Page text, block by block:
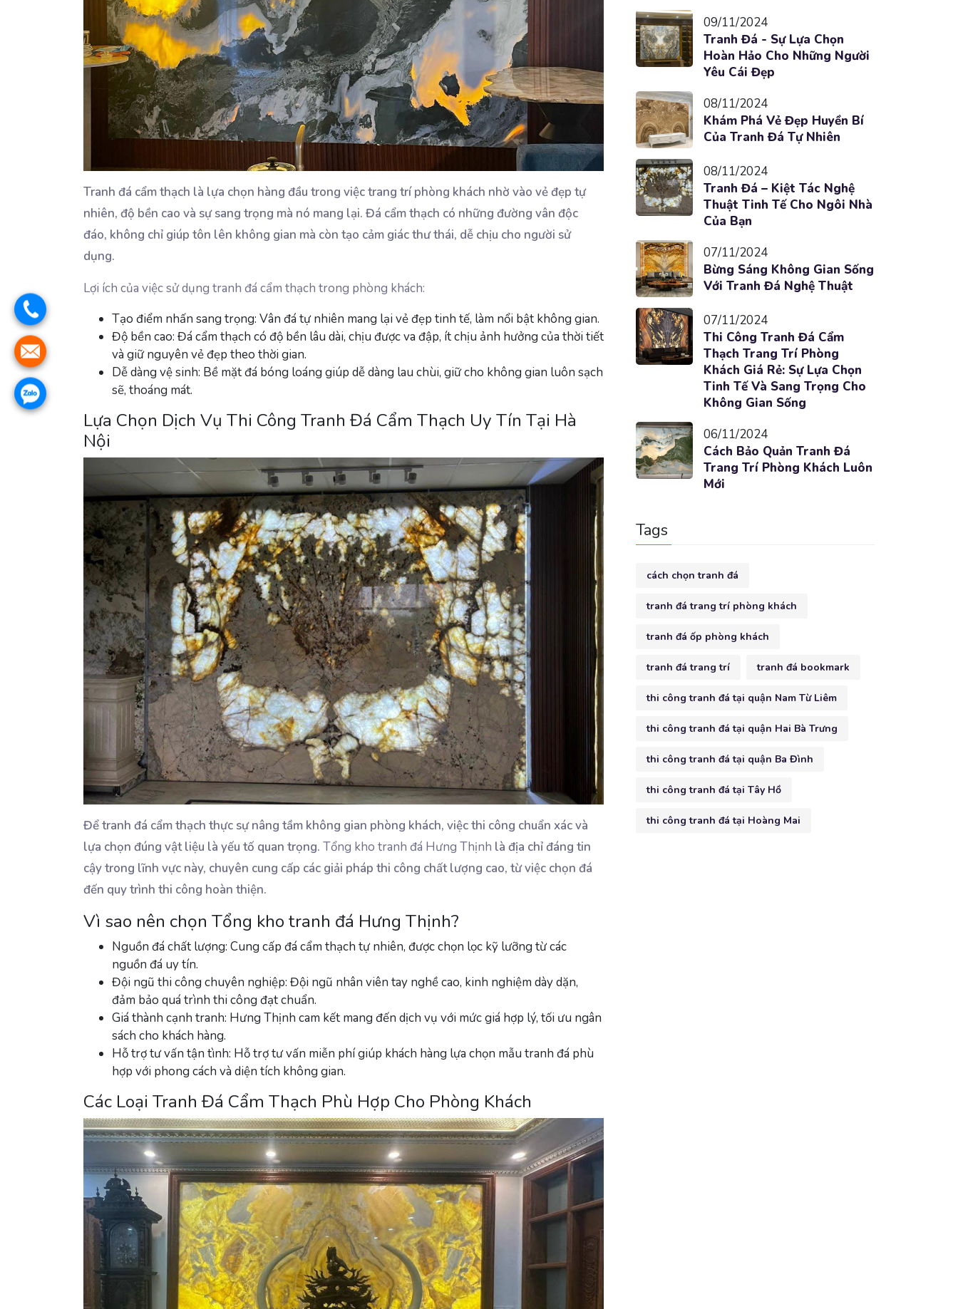
Tranh đá cẩm thạch là lựa chọn hàng đầu trong việc trang trí phòng khách nhờ vào vẻ đẹp tự
nhiên, độ bền cao và sự sang trọng mà nó mang lại. Đá cẩm thạch có những đường vân độc
đáo, không chỉ giúp tôn lên không gian mà còn tạo cảm giác thư thái, dễ chịu cho người sử
dụng.
Lợi ích của việc sử dụng tranh đá cẩm thạch trong phòng khách:
Tạo điểm nhấn sang trọng: Vân đá tự nhiên mang lại vẻ đẹp tinh tế, làm nổi bật không gian.
Độ bền cao: Đá cẩm thạch có độ bền lâu dài, chịu được va đập, ít chịu ảnh hưởng của thời tiết
và giữ nguyên vẻ đẹp theo thời gian.
Dễ dàng vệ sinh: Bề mặt đá bóng loáng giúp dễ dàng lau chùi, giữ cho không gian luôn sạch
sẽ, thoáng mát.
Lựa Chọn Dịch Vụ Thi Công Tranh Đá Cẩm Thạch Uy Tín Tại Hà
Nội
Để tranh đá cẩm thạch thực sự nâng tầm không gian phòng khách, việc thi công chuẩn xác và
lựa chọn đúng vật liệu là yếu tố quan trọng. Tổng kho tranh đá Hưng Thịnh là địa chỉ đáng tin
cậy trong lĩnh vực này, chuyên cung cấp các giải pháp thi công chất lượng cao, từ việc chọn đá
đến quy trình thi công hoàn thiện.
Vì sao nên chọn Tổng kho tranh đá Hưng Thịnh?
Nguồn đá chất lượng: Cung cấp đá cẩm thạch tự nhiên, được chọn lọc kỹ lưỡng từ các
nguồn đá uy tín.
Đội ngũ thi công chuyên nghiệp: Đội ngũ nhân viên tay nghề cao, kinh nghiệm dày dặn,
đảm bảo quá trình thi công đạt chuẩn.
Giá thành cạnh tranh: Hưng Thịnh cam kết mang đến dịch vụ với mức giá hợp lý, tối ưu ngân
sách cho khách hàng.
Hỗ trợ tư vấn tận tình: Hỗ trợ tư vấn miễn phí giúp khách hàng lựa chọn mẫu tranh đá phù
hợp với phong cách và diện tích không gian.
Các Loại Tranh Đá Cẩm Thạch Phù Hợp Cho Phòng Khách
09/11/2024
Tranh Đá - Sự Lựa Chọn
Hoàn Hảo Cho Những Người
Yêu Cái Đẹp
08/11/2024
Khám Phá Vẻ Đẹp Huyền Bí
Của Tranh Đá Tự Nhiên
08/11/2024
Tranh Đá – Kiệt Tác Nghệ
Thuật Tinh Tế Cho Ngôi Nhà
Của Bạn
07/11/2024
Bừng Sáng Không Gian Sống
Với Tranh Đá Nghệ Thuật
07/11/2024
Thi Công Tranh Đá Cẩm
Thạch Trang Trí Phòng
Khách Giá Rẻ: Sự Lựa Chọn
Tinh Tế Và Sang Trọng Cho
Không Gian Sống
06/11/2024
Cách Bảo Quản Tranh Đá
Trang Trí Phòng Khách Luôn
Mới
Tags
cách chọn tranh đá
tranh đá trang trí phòng khách
tranh đá ốp phòng khách
tranh đá trang trí tranh đá bookmark
thi công tranh đá tại quận Nam Từ Liêm
thi công tranh đá tại quận Hai Bà Trưng
thi công tranh đá tại quận Ba Đình
thi công tranh đá tại Tây Hồ
thi công tranh đá tại Hoàng Mai